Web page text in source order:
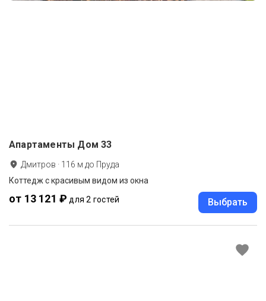
Апартаменты Дом 33
Дмитров · 116 м до Пруда
Коттедж с красивым видом из окна
от 13 121 ₽ для 2 гостей Выбрать